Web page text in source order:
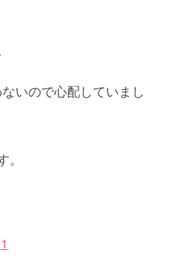
いので心配していまし